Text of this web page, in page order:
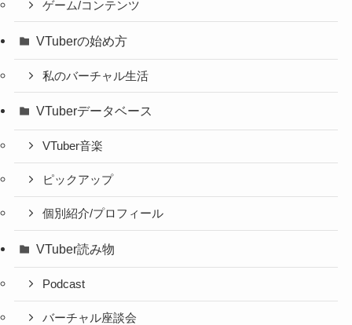
ゲーム/コンテンツ
VTuberの始め方
私のバーチャル生活
VTuberデータベース
VTuber音楽
ピックアップ
個別紹介/プロフィール
VTuber読み物
Podcast
バーチャル座談会